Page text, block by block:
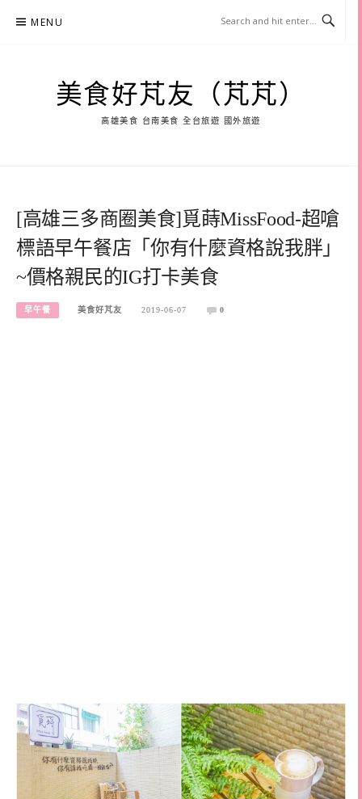
MENU
美食好芃友（芃芃）
高雄美食 台南美食 全台旅遊 國外旅遊
[高雄三多商圈美食]覓蒔MissFood-超嗆
標語早午餐店「你有什麼資格說我胖」
~價格親民的IG打卡美食
早午餐 美食好芃友 2019-06-07 0